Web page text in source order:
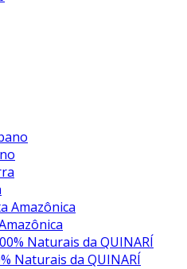
Naturais da QUINARÍ